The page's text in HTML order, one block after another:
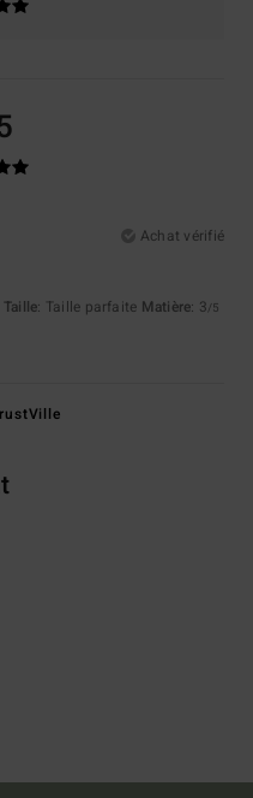
Achat vérifié
Taille: Taille parfaite Matière: 3/5